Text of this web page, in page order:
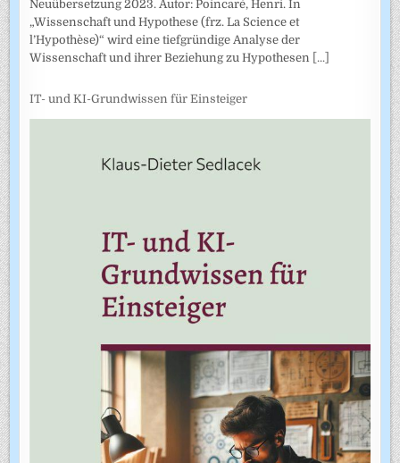
Neuübersetzung 2023. Autor: Poincaré, Henri. In
„Wissenschaft und Hypothese (frz. La Science et
l’Hypothèse)“ wird eine tiefgründige Analyse der
Wissenschaft und ihrer Beziehung zu Hypothesen [...]
IT- und KI-Grundwissen für Einsteiger